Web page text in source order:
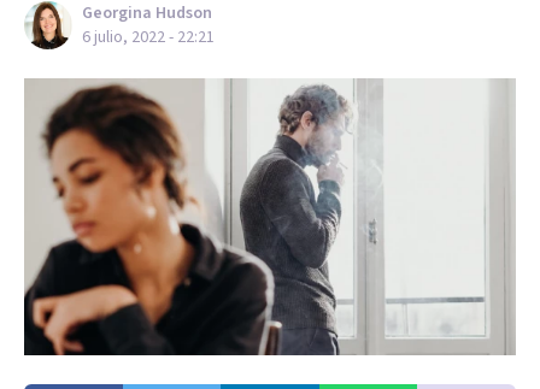
Georgina Hudson
6 julio, 2022 - 22:21